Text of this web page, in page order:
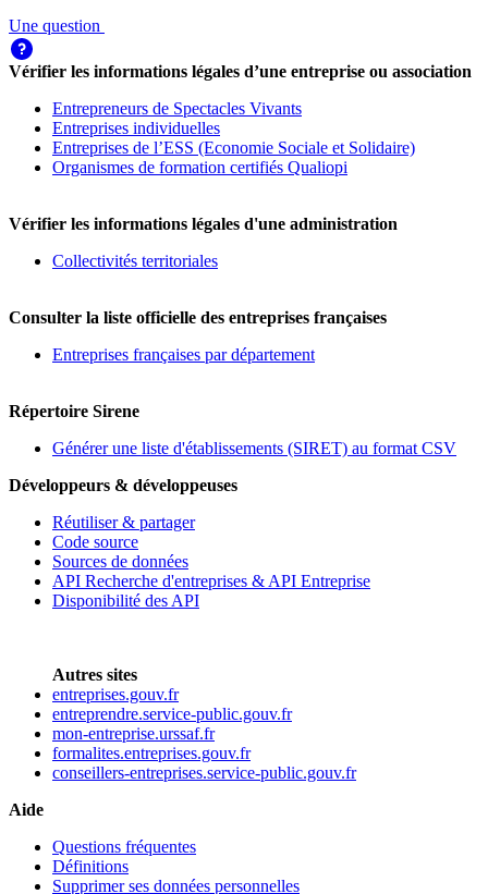
Une question
Vérifier les informations légales d’une entreprise ou association
Entrepreneurs de Spectacles Vivants
Entreprises individuelles
Entreprises de l’ESS (Economie Sociale et Solidaire)
Organismes de formation certifiés Qualiopi
Vérifier les informations légales d'une administration
Collectivités territoriales
Consulter la liste officielle des entreprises françaises
Entreprises françaises par département
Répertoire Sirene
Générer une liste d'établissements (SIRET) au format CSV
Développeurs & développeuses
Réutiliser & partager
Code source
Sources de données
API Recherche d'entreprises & API Entreprise
Disponibilité des API
Autres sites
entreprises.gouv.fr
entreprendre.service-public.gouv.fr
mon-entreprise.urssaf.fr
formalites.entreprises.gouv.fr
conseillers-entreprises.service-public.gouv.fr
Aide
Questions fréquentes
Définitions
Supprimer ses données personnelles